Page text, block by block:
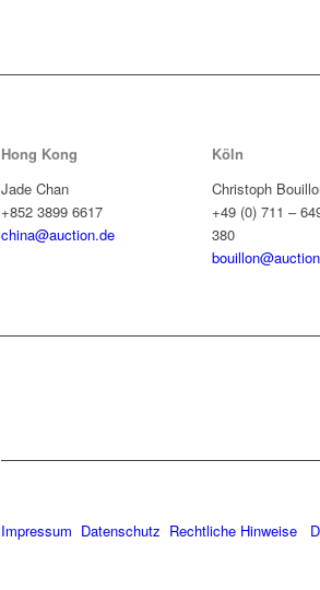
Hong Kong
Jade Chan
+852 3899 6617
china@auction.de
Köln
Christoph
+49 (0) 711 –
380
Impressum Datenschutz Rechtliche Hinweise